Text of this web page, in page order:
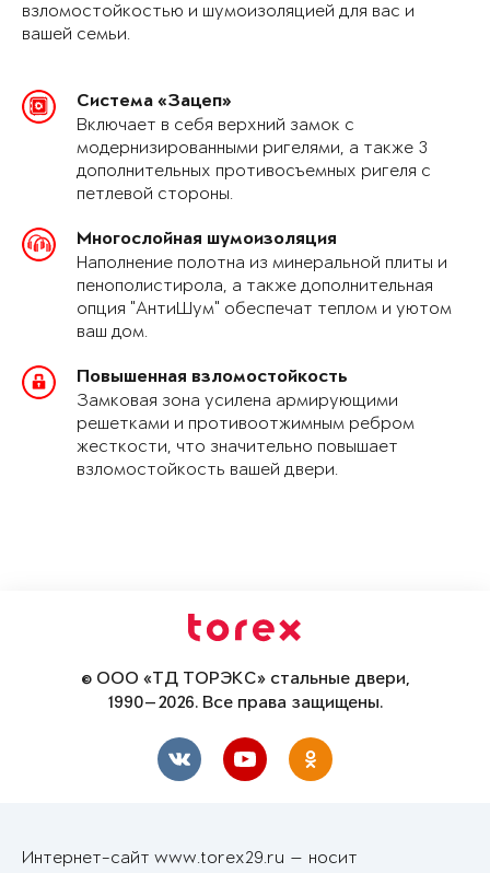
взломостойкостью и шумоизоляцией для вас и
вашей семьи.
Система «Зацеп»
Включает в себя верхний замок с
модернизированными ригелями, а также 3
дополнительных противосъемных ригеля с
петлевой стороны.
Многослойная шумоизоляция
Наполнение полотна из минеральной плиты и
пенополистирола, а также дополнительная
опция "АнтиШум" обеспечат теплом и уютом
ваш дом.
Повышенная взломостойкость
Замковая зона усилена армирующими
решетками и противоотжимным ребром
жесткости, что значительно повышает
взломостойкость вашей двери.
© ООО «ТД ТОРЭКС» стальные двери,
1990—2026. Все права защищены.
Интернет-сайт www.torex29.ru — носит